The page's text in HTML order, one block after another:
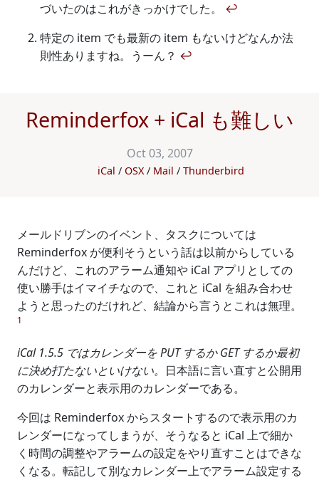
づいたのはこれがきっかけでした。 ↩
特定の item でも最新の item もないけどなんか法
則性ありますね。うーん？ ↩
Reminderfox + iCal も難しい
Oct 03, 2007
iCal OSX Mail Thunderbird
メールドリブンのイベント、タスクについては
Reminderfox が便利そうという話は以前からしている
んだけど、これのアラーム通知や iCal アプリとしての
使い勝手はイマイチなので、これと iCal を組み合わせ
ようと思ったのだけれど、結論から言うとこれは無理。
1
iCal 1.5.5 ではカレンダーを PUT するか GET するか最初
に決め打たないといけない。 日本語に言い直すと公開用
のカレンダーと表示用のカレンダーである。
今回は Reminderfox からスタートするので表示用のカ
レンダーになってしまうが、そうなると iCal 上で細か
く時間の調整やアラームの設定をやり直すことはできな
くなる。転記して別なカレンダー上でアラーム設定する